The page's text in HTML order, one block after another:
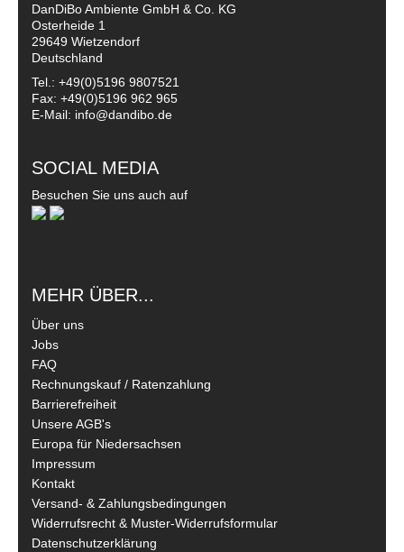
DanDiBo Ambiente GmbH & Co. KG
Osterheide 1
29649 Wietzendorf
Deutschland
Tel.: +49(0)5196 9807521
Fax: +49(0)5196 962 965
E-Mail: info@dandibo.de
SOCIAL MEDIA
Besuchen Sie uns auch auf
MEHR ÜBER...
Über uns
Jobs
FAQ
Rechnungskauf / Ratenzahlung
Barrierefreiheit
Unsere AGB's
Europa für Niedersachsen
Impressum
Kontakt
Versand- & Zahlungsbedingungen
Widerrufsrecht & Muster-Widerrufsformular
Datenschutzerklärung